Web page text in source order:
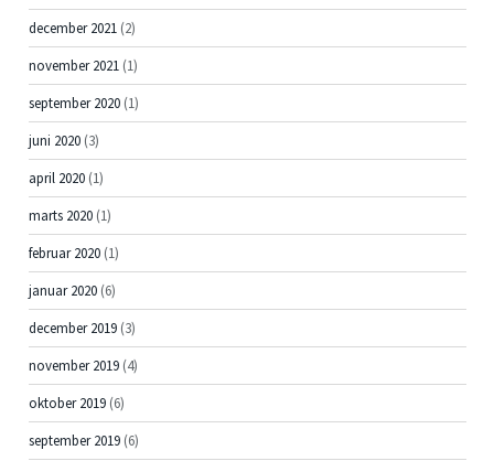
december 2021 (2)
november 2021 (1)
september 2020 (1)
juni 2020 (3)
april 2020 (1)
marts 2020 (1)
februar 2020 (1)
januar 2020 (6)
december 2019 (3)
november 2019 (4)
oktober 2019 (6)
september 2019 (6)